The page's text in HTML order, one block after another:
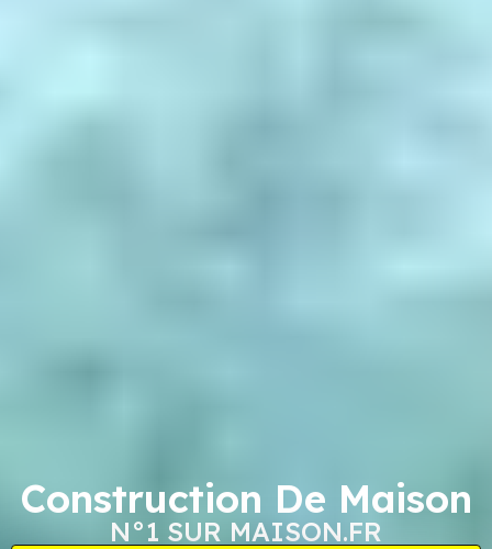
Construction De Maison
N°1 SUR MAISON.FR